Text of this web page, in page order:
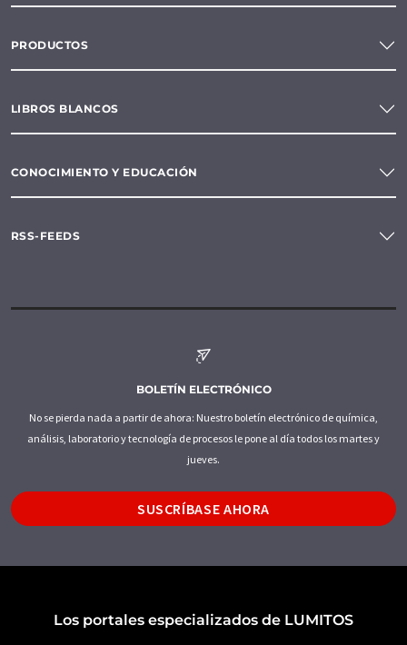
PRODUCTOS
LIBROS BLANCOS
CONOCIMIENTO Y EDUCACIÓN
RSS-FEEDS
BOLETÍN ELECTRÓNICO
No se pierda nada a partir de ahora: Nuestro boletín electrónico de química,
análisis, laboratorio y tecnología de procesos le pone al día todos los martes y
jueves.
SUSCRÍBASE AHORA
Los portales especializados de LUMITOS